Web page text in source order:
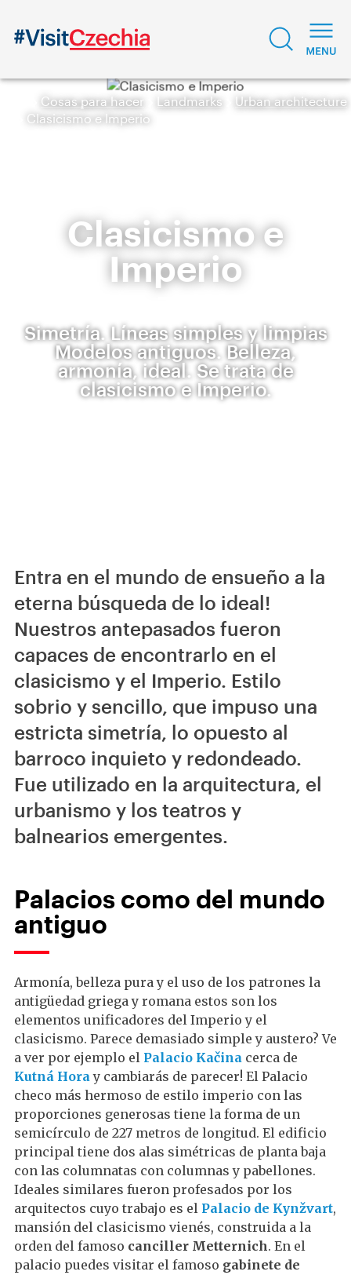
Cosas para hacer Landmarks
Urban architecture
Clasicismo e Imperio
Clasicismo e
Imperio
Simetría. Líneas simples y limpias
Modelos antiguos. Belleza,
armonía, ideal. Se trata de
clasicismo e Imperio.
Entra en el mundo de ensueño a la
eterna búsqueda de lo ideal!
Nuestros antepasados ​​fueron
capaces de encontrarlo en el
clasicismo y el Imperio. Estilo
sobrio y sencillo, que impuso una
estricta simetría, lo opuesto al
barroco inquieto y redondeado.
Fue utilizado en la arquitectura, el
urbanismo y los teatros y
balnearios emergentes.
Palacios como del mundo
antiguo
Armonía, belleza pura y el uso de los patrones la
antigüedad griega y romana estos son los
elementos unificadores del Imperio y el
clasicismo. Parece demasiado simple y austero? Ve
a ver por ejemplo el Palacio Kačina cerca de
Kutná Horay cambiarás de parecer! El Palacio
checo más hermoso de estilo imperio con las
proporciones generosas tiene la forma de un
semicírculo de 227 metros de longitud. El edificio
principal tiene dos alas simétricas de planta baja
con las columnatas con columnas y pabellones.
Ideales similares fueron profesados por los
arquitectos cuyo trabajo es el Palacio de Kynžvart,
mansión del clasicismo vienés, construida a la
orden del famoso canciller Metternich. En el
palacio puedes visitar el famoso gabinete de